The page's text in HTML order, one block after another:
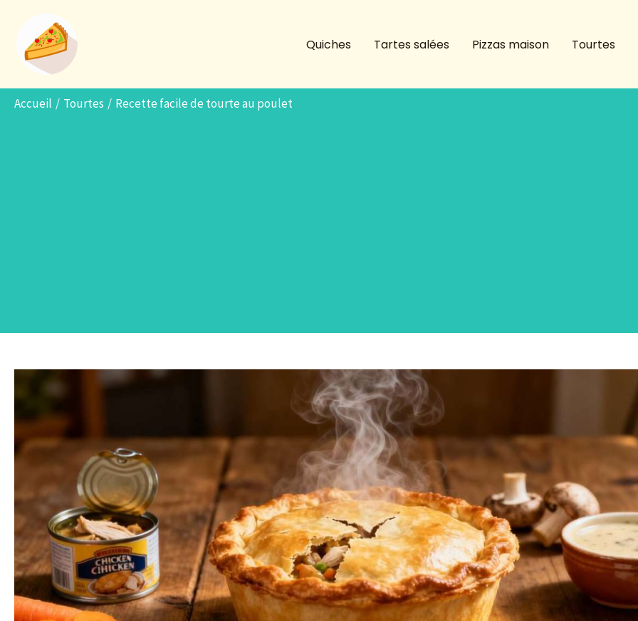
contenu
Quiches Tartes salées Pizzas maison Tourtes
Accueil Tourtes Recette facile de tourte au poulet